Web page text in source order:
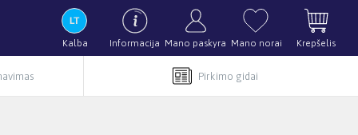
Kalba Informacija Mano paskyra Mano norai Krepšelis
Pirkimo gidai